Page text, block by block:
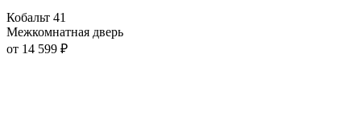
Кобальт 41
Межкомнатная дверь
от 14 599 ₽